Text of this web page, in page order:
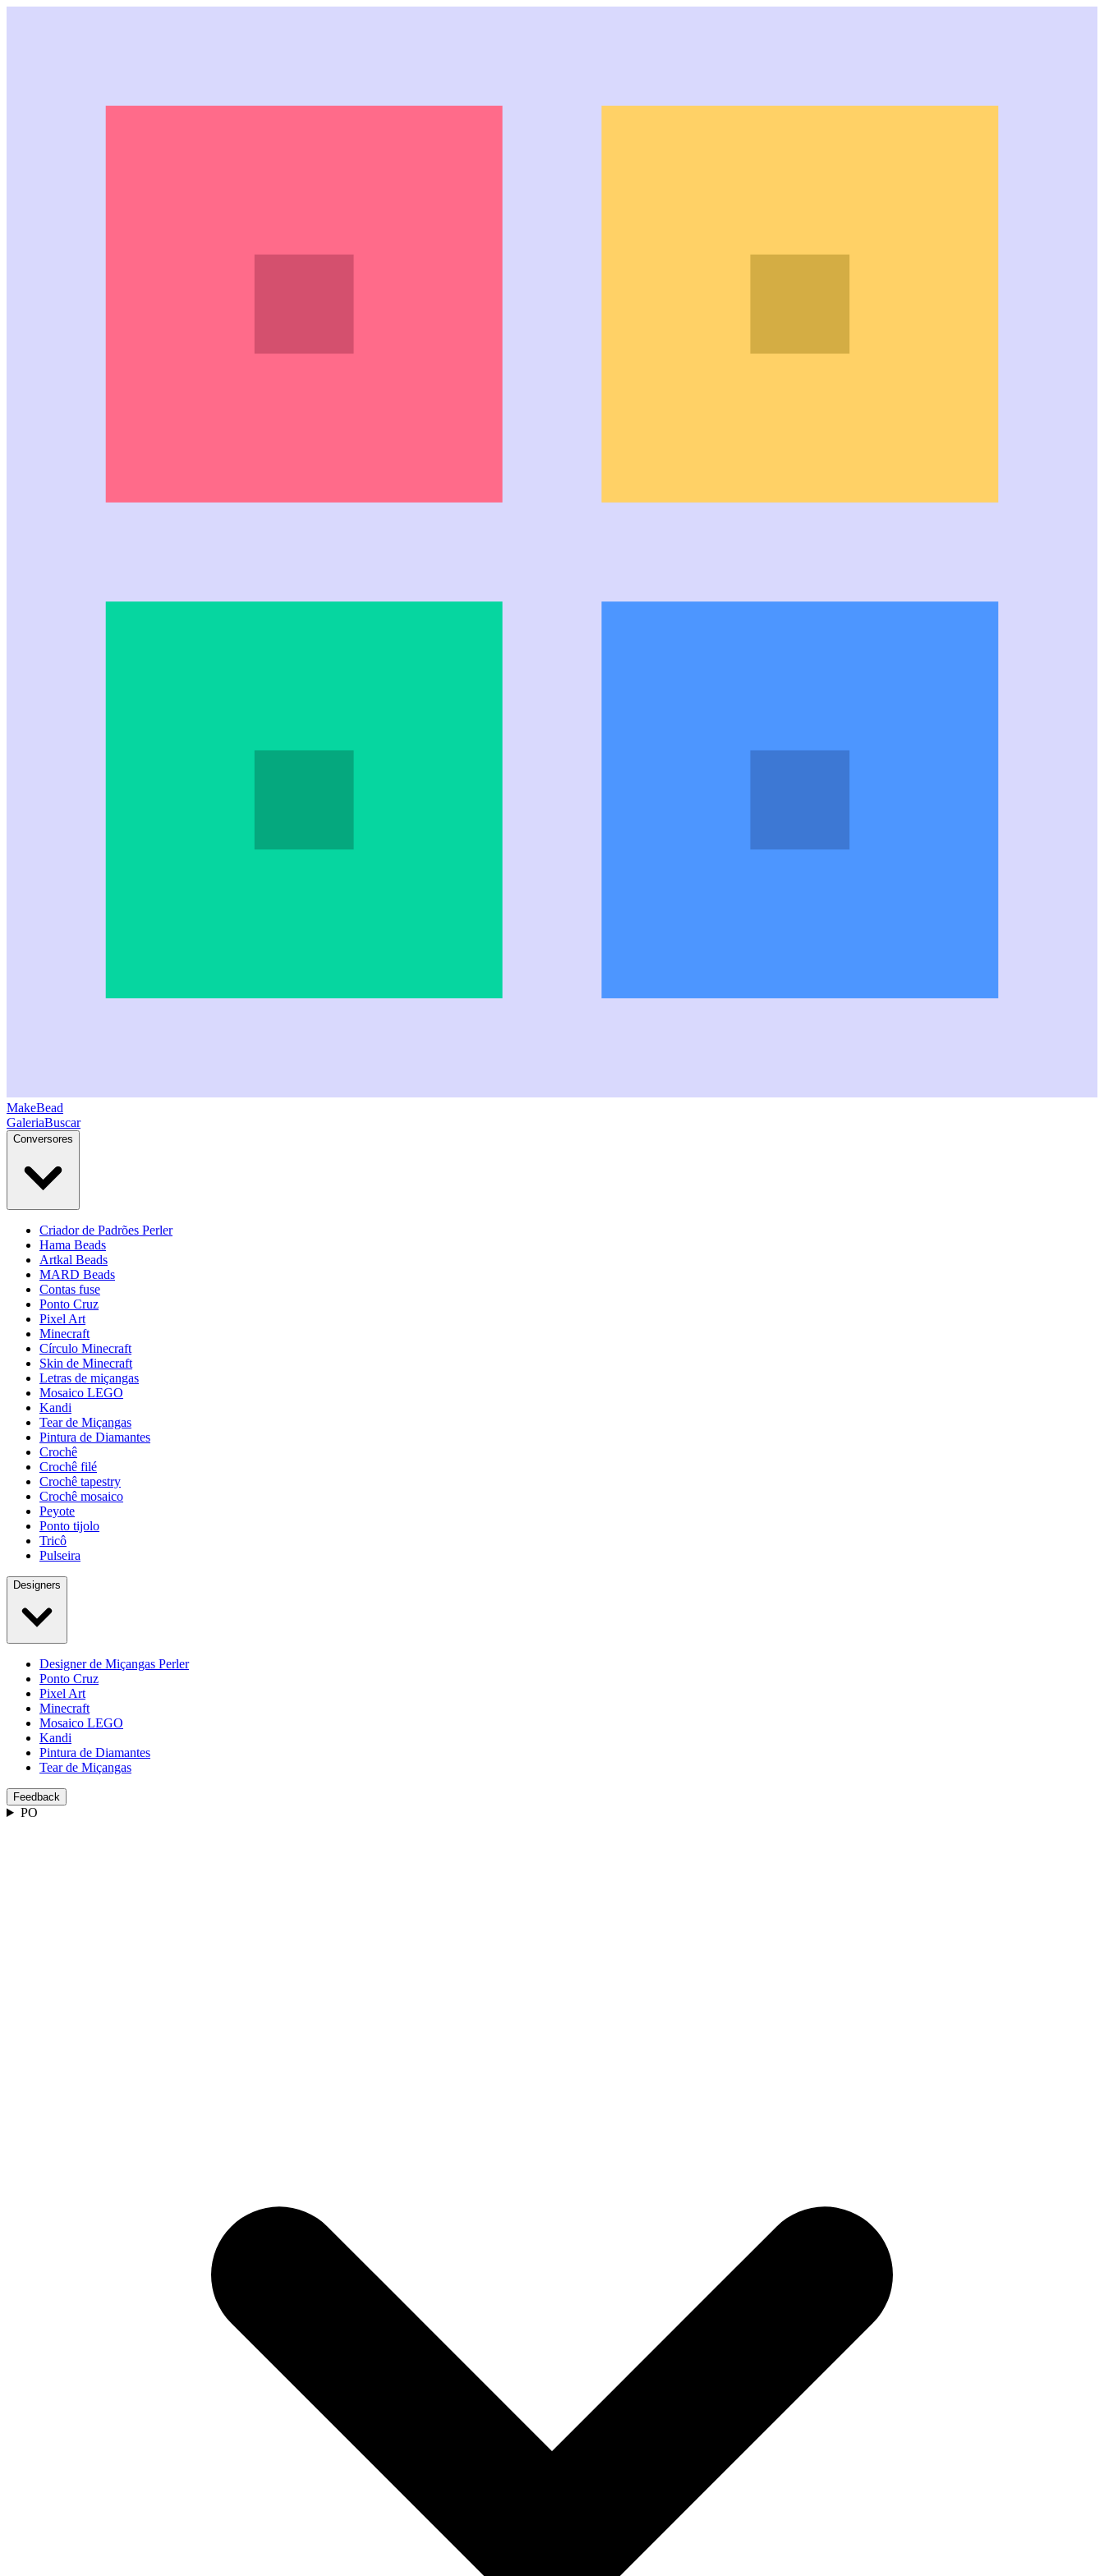
MakeBead
GaleriaBuscar
Conversores
Criador de Padrões Perler
Hama Beads
Artkal Beads
MARD Beads
Contas fuse
Ponto Cruz
Pixel Art
Minecraft
Círculo Minecraft
Skin de Minecraft
Letras de miçangas
Mosaico LEGO
Kandi
Tear de Miçangas
Pintura de Diamantes
Crochê
Crochê filé
Crochê tapestry
Crochê mosaico
Peyote
Ponto tijolo
Tricô
Pulseira
Designers
Designer de Miçangas Perler
Ponto Cruz
Pixel Art
Minecraft
Mosaico LEGO
Kandi
Pintura de Diamantes
Tear de Miçangas
Feedback
PO